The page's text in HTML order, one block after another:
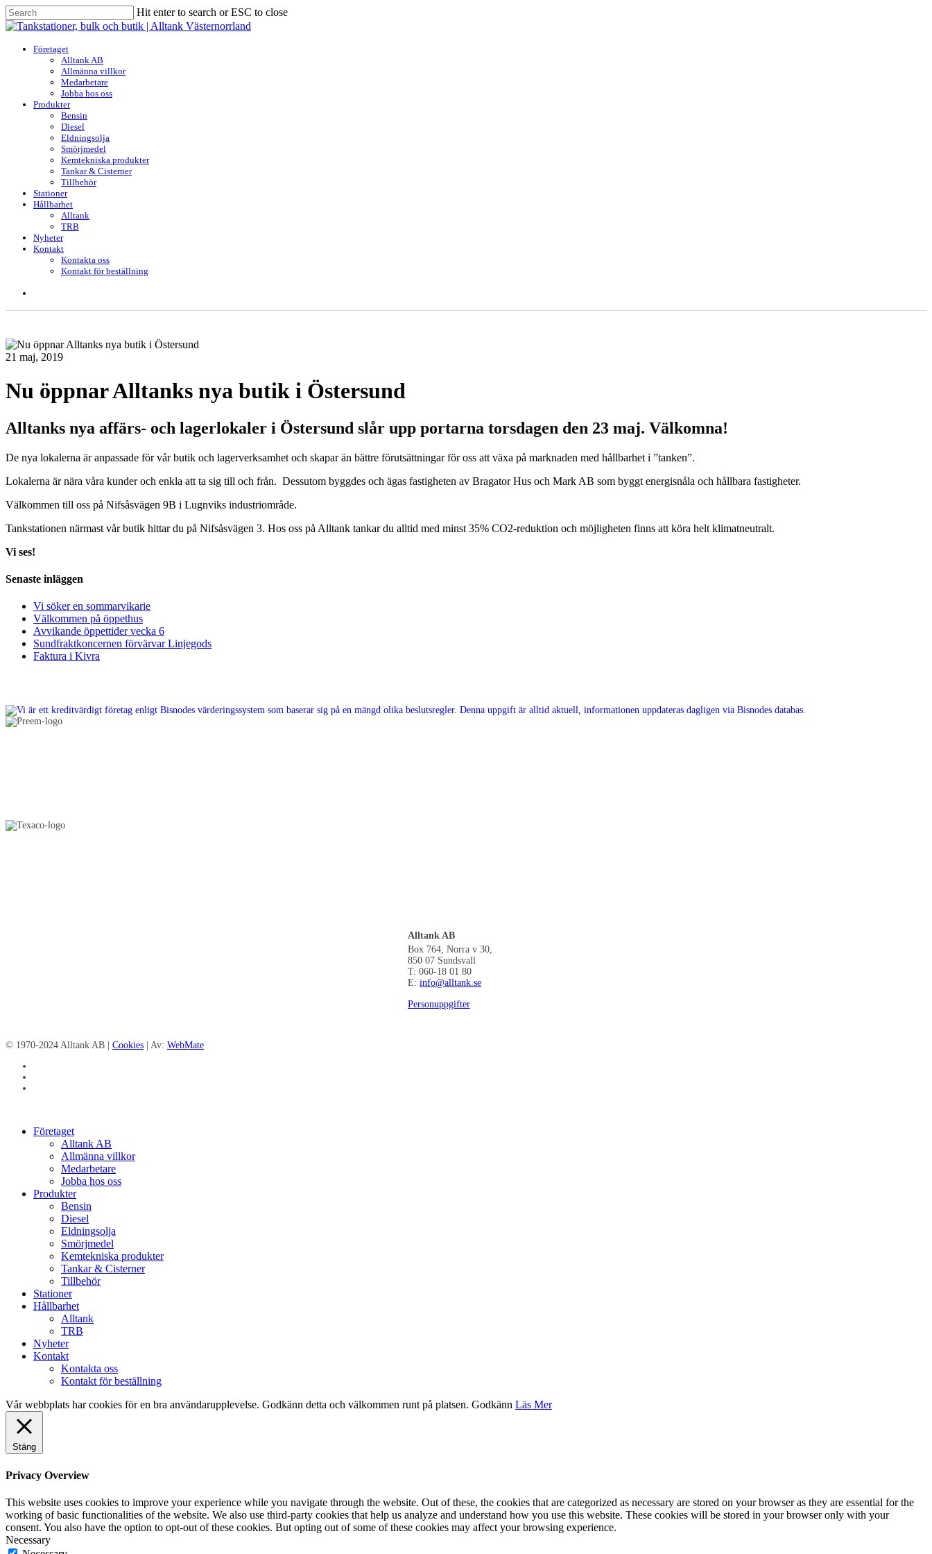
Skip
to
content
Hit enter to search or ESC to close
Close
search
Menu
Företaget
Alltank AB
Allmänna villkor
Medarbetare
Jobba hos oss
Produkter
Bensin
Diesel
Eldningsolja
Smörjmedel
Kemtekniska produkter
Tankar & Cisterner
Tillbehör
Stationer
Hållbarhet
Alltank
TRB
Nyheter
Kontakt
Kontakta oss
Kontakt för beställning
21 maj, 2019
Nu öppnar Alltanks nya butik i Östersund
Alltanks nya affärs- och lagerlokaler i Östersund slår upp portarna torsdagen den 23 maj. Välkomna!
De nya lokalerna är anpassade för vår butik och lagerverksamhet och skapar än bättre förutsättningar för oss att växa på marknaden med hållbarhet i ”tanken”.
Lokalerna är nära våra kunder och enkla att ta sig till och från. Dessutom byggdes och ägas fastigheten av Bragator Hus och Mark AB som byggt energisnåla och hållbara fastigheter.
Välkommen till oss på Nifsåsvägen 9B i Lugnviks industriområde.
Tankstationen närmast vår butik hittar du på Nifsåsvägen 3. Hos oss på Alltank tankar du alltid med minst 35% CO2-reduktion och möjligheten finns att köra helt klimatneutralt.
Vi ses!
Senaste inläggen
Vi söker en sommarvikarie
Välkommen på öppethus
Avvikande öppettider vecka 6
Sundfraktkoncernen förvärvar Linjegods
Faktura i Kivra
Alltank AB
Box 764, Norra v 30,
850 07 Sundsvall
T: 060-18 01 80
E: info@alltank.se
Personuppgifter
© 1970-2024 Alltank AB | Cookies | Av: WebMate
Close
Företaget
Alltank AB
Allmänna villkor
Medarbetare
Jobba hos oss
Produkter
Bensin
Diesel
Eldningsolja
Smörjmedel
Kemtekniska produkter
Tankar & Cisterner
Tillbehör
Stationer
Hållbarhet
Alltank
TRB
Nyheter
Kontakt
Kontakta oss
Kontakt för beställning
Vår webbplats har cookies för en bra användarupplevelse. Godkänn detta och välkommen runt på platsen. Godkänn Läs Mer
Stäng
Privacy Overview
This website uses cookies to improve your experience while you navigate through the website. Out of these, the cookies that are categorized as necessary are stored on your browser as they are essential for the
working of basic functionalities of the website. We also use third-party cookies that help us analyze and understand how you use this website. These cookies will be stored in your browser only with your
consent. You also have the option to opt-out of these cookies. But opting out of some of these cookies may affect your browsing experience.
Necessary